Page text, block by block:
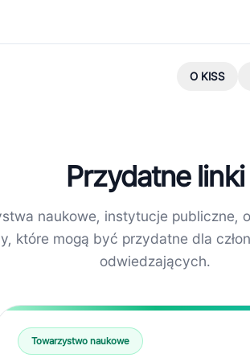
O KISS
Przydatne linki
naukowe, instytucje publiczne,
które mogą być przydatne dla
odwiedzających.
Towarzystwo naukowe